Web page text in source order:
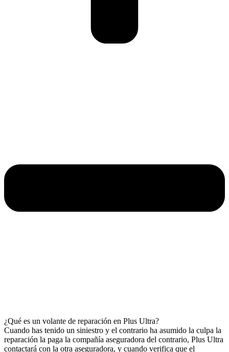
¿Qué es un volante de reparación en Plus Ultra?
Cuando has tenido un siniestro y el contrario ha asumido la culpa la
reparación la paga la compañía aseguradora del contrario, Plus Ultra
contactará con la otra aseguradora, y cuando verifica que el